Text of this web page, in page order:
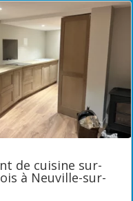
de cuisine sur-
à Neuville-sur-